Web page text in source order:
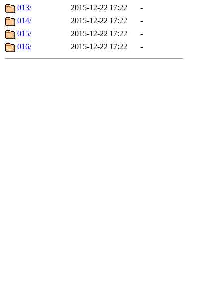
013/
2015-12-22 17:22
-
014/
2015-12-22 17:22
-
015/
2015-12-22 17:22
-
016/
2015-12-22 17:22 -